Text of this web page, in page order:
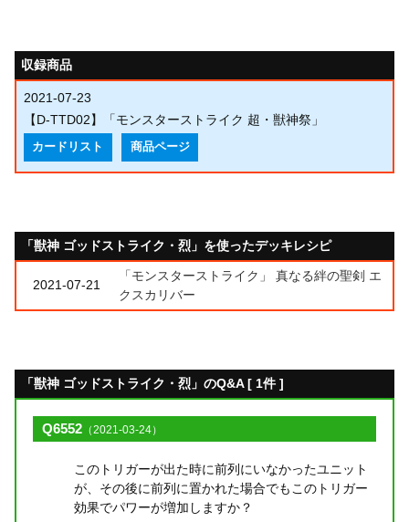
収録商品
2021-07-23
【D-TTD02】「モンスターストライク 超・獣神祭」
カードリスト 商品ページ
「獣神 ゴッドストライク・烈」を使ったデッキレシピ
2021-07-21
「モンスターストライク」 真なる絆の聖剣 エ
クスカリバー
「獣神 ゴッドストライク・烈」のQ&A [ 1件 ]
Q6552 （2021-03-24）
このトリガーが出た時に前列にいなかったユニット
が、その後に前列に置かれた場合でもこのトリガー
効果でパワーが増加しますか？